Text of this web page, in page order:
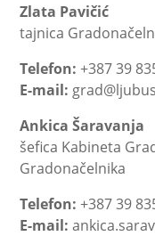
Zlata Pavičić
tajnica
Telefon: +387 39
E-mail:
Ankica Šaravanja
šefica Kabineta
Gradonačelnika
Telefon: +387 39
E-mail: